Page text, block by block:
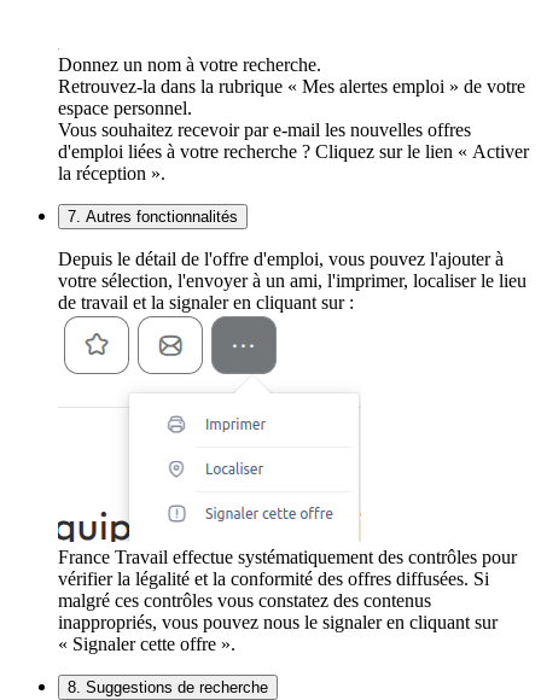
Donnez un nom à votre recherche.
Retrouvez-la dans la rubrique « Mes alertes emploi » de votre
espace personnel.
Vous souhaitez recevoir par e-mail les nouvelles offres
d'emploi liées à votre recherche ? Cliquez sur le lien « Activer
la réception ».
7. Autres fonctionnalités
Depuis le détail de l'offre d'emploi, vous pouvez l'ajouter à
votre sélection, l'envoyer à un ami, l'imprimer, localiser le lieu
de travail et la signaler en cliquant sur :
France Travail effectue systématiquement des contrôles pour
vérifier la légalité et la conformité des offres diffusées. Si
malgré ces contrôles vous constatez des contenus
inappropriés, vous pouvez nous le signaler en cliquant sur
« Signaler cette offre ».
8. Suggestions de recherche